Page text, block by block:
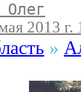
2013 г.
»